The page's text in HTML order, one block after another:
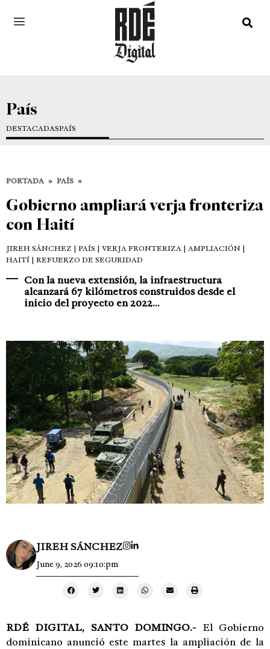
País
DESTACADASPAÍS
PORTADA » PAÍS »
Gobierno ampliará verja fronteriza
con Haití
JIREH SÁNCHEZ | PAÍS | VERJA FRONTERIZA | AMPLIACIÓN |
HAITÍ | REFUERZO DE SEGURIDAD
Con la nueva extensión, la infraestructura
alcanzará 67 kilómetros construidos desde el
inicio del proyecto en 2022...
JIREH SÁNCHEZ
June 9, 2026 09:10:pm
RDÉ DIGITAL, SANTO DOMINGO.- El Gobierno
dominicano anunció este martes la ampliación de la